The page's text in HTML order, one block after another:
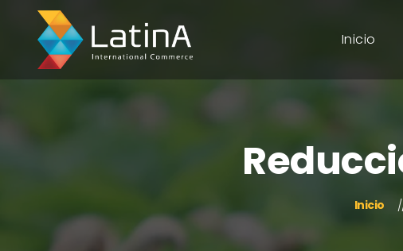
Inicio
Inicio